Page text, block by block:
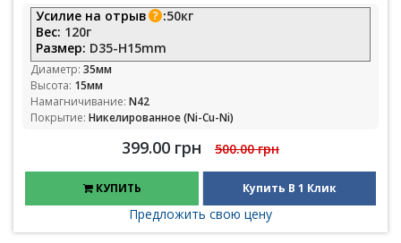
Усилие на отрыв :50кг
Вес: 120г
Размер: D35-H15mm
Диаметр: 35мм
Высота: 15мм
Намагничивание: N42
Покрытие: Никелированное (Ni-Cu-Ni)
399.00 грн 500.00 грн
КУПИТЬ Купить В 1 Клик
Предложить свою цену